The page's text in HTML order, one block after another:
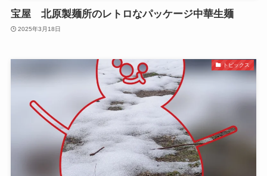
宝屋 北原製麺所のレトロなパッケージ中華生麺
2025年3月18日
トピックス